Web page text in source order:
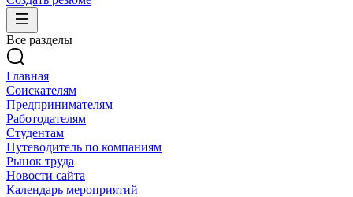
Все разделы
Главная
Соискателям
Предпринимателям
Работодателям
Студентам
Путеводитель по компаниям
Рынок труда
Новости сайта
Календарь мероприятий